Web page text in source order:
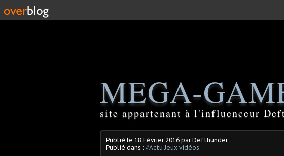
MEGA-
site appartenant à l'influenceur
Publié le 18 Février 2016 par Defthunder
Publié dans : #Actu Jeux vidéos